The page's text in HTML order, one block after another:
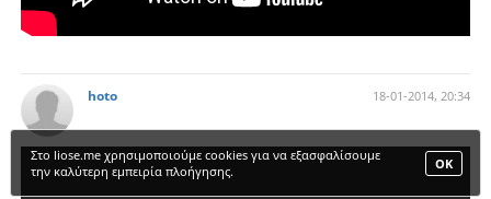
hoto 18-01-2014, 20:34
ΟΚ
Στο liose.me χρησιμοποιούμε cookies για να εξασφαλίσουμε
την καλύτερη εμπειρία πλοήγησης.